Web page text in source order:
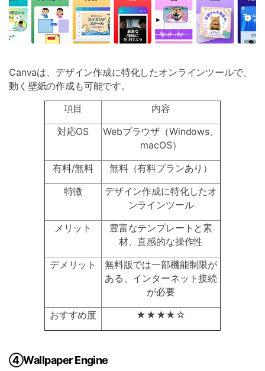
Canvaは、デザイン作成に特化したオンラインツールで、
動く壁紙の作成も可能です。
項目
内容
対応OS
Webブラウザ（Windows、
macOS）
有料/無料
無料（有料プランあり）
特徴
デザイン作成に特化したオ
ンラインツール
メリット
豊富なテンプレートと素
材、直感的な操作性
デメリット
無料版では一部機能制限が
ある、インターネット接続
が必要
おすすめ度
★★★★☆
④Wallpaper Engine